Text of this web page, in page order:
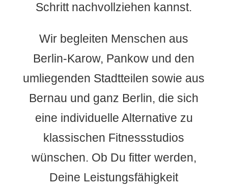
Schritt nachvollziehen kannst.
Wir begleiten Menschen aus
Berlin-Karow, Pankow und den
umliegenden Stadtteilen sowie aus
Bernau und ganz Berlin, die sich
eine individuelle Alternative zu
klassischen Fitnessstudios
wünschen. Ob Du fitter werden,
Deine Leistungsfähigkeit